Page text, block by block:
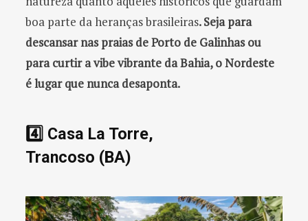
boa parte da heranças brasileiras. Seja para
descansar nas praias de Porto de Galinhas ou
para curtir a vibe vibrante da Bahia, o Nordeste
é lugar que nunca desaponta.
4️⃣ Casa La Torre,
Trancoso (BA)